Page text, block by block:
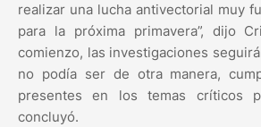
realizar una lucha antivectorial muy
para la próxima primavera”, dijo
comienzo, las investigaciones
no podía ser de otra manera,
presentes en los temas críticos
concluyó.